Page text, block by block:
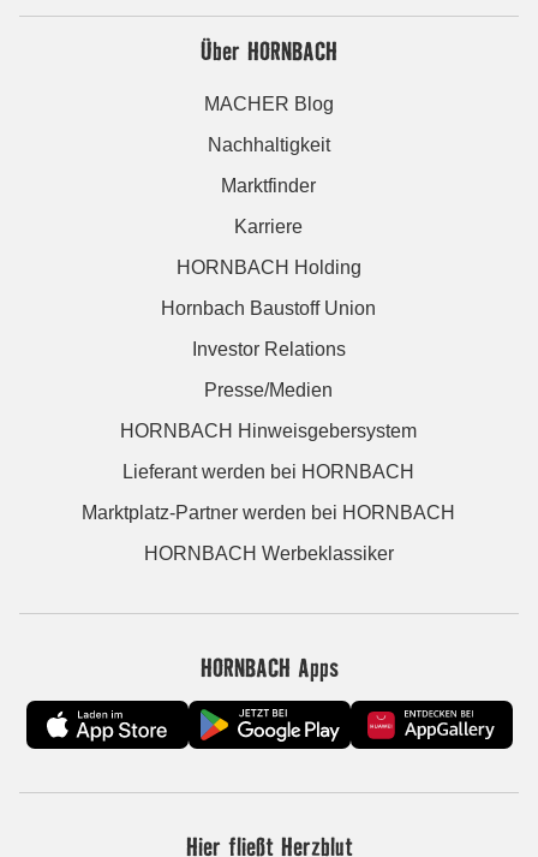
Über HORNBACH
MACHER Blog
Nachhaltigkeit
Marktfinder
Karriere
HORNBACH Holding
Hornbach Baustoff Union
Investor Relations
Presse/Medien
HORNBACH Hinweisgebersystem
Lieferant werden bei HORNBACH
Marktplatz-Partner werden bei HORNBACH
HORNBACH Werbeklassiker
HORNBACH Apps
Hier fließt Herzblut